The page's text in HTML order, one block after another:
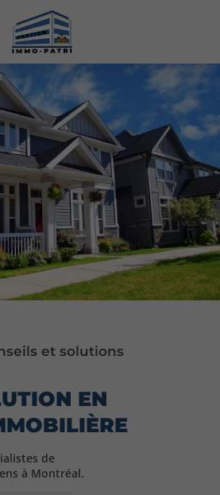
et solutions
EN
de
à Montréal.